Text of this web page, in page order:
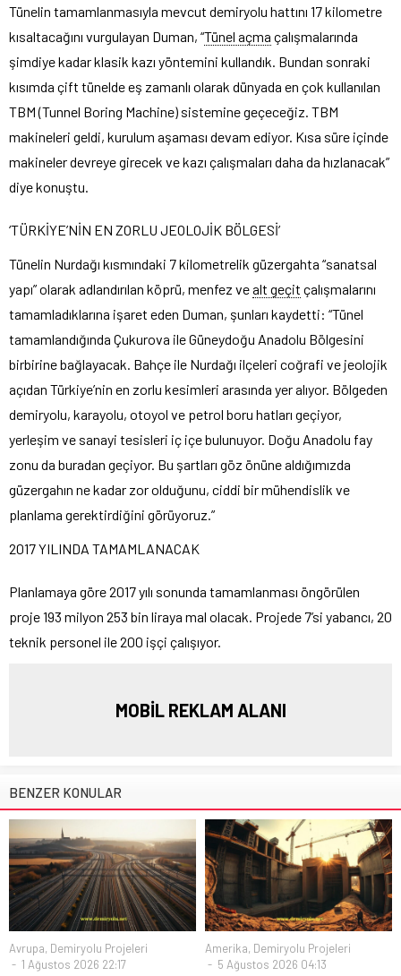
Tünelin tamamlanmasıyla mevcut demiryolu hattını 17 kilometre
kısaltacağını vurgulayan Duman, “Tünel açma çalışmalarında
şimdiye kadar klasik kazı yöntemini kullandık. Bundan sonraki
kısımda çift tünelde eş zamanlı olarak dünyada en çok kullanılan
TBM (Tunnel Boring Machine) sistemine geçeceğiz. TBM
makineleri geldi, kurulum aşaması devam ediyor. Kısa süre içinde
makineler devreye girecek ve kazı çalışmaları daha da hızlanacak”
diye konuştu.
‘TÜRKİYE’NİN EN ZORLU JEOLOJİK BÖLGESİ’
Tünelin Nurdağı kısmındaki 7 kilometrelik güzergahta “sanatsal
yapı” olarak adlandırılan köprü, menfez vealt geçit çalışmalarını
tamamladıklarına işaret eden Duman, şunları kaydetti: “Tünel
tamamlandığında Çukurova ile Güneydoğu Anadolu Bölgesini
birbirine bağlayacak. Bahçe ile Nurdağı ilçeleri coğrafi ve jeolojik
açıdan Türkiye’nin en zorlu kesimleri arasında yer alıyor. Bölgeden
demiryolu, karayolu, otoyol ve petrol boru hatları geçiyor,
yerleşim ve sanayi tesisleri iç içe bulunuyor. Doğu Anadolu fay
zonu da buradan geçiyor. Bu şartları göz önüne aldığımızda
güzergahın ne kadar zor olduğunu, ciddi bir mühendislik ve
planlama gerektirdiğini görüyoruz.”
2017 YILINDA TAMAMLANACAK
Planlamaya göre 2017 yılı sonunda tamamlanması öngörülen
proje 193 milyon 253 bin liraya mal olacak. Projede 7’si yabancı, 20
teknik personel ile 200 işçi çalışıyor.
MOBİL REKLAM ALANI
BENZER KONULAR
Avrupa, Demiryolu Projeleri
1 Ağustos 2026 22:17
Amerika, Demiryolu Projeleri
5 Ağustos 2026 04:13